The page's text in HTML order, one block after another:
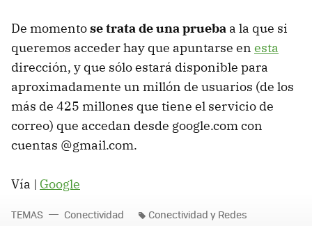
De momentose trata de una prueba a la que si
queremos acceder hay que apuntarse en esta
dirección, y que sólo estará disponible para
aproximadamente un millón de usuarios (de los
más de 425 millones que tiene el servicio de
correo) que accedan desde google.com con
cuentas @gmail.com.
Vía | Google
TEMAS Conectividad Conectividad y Redes